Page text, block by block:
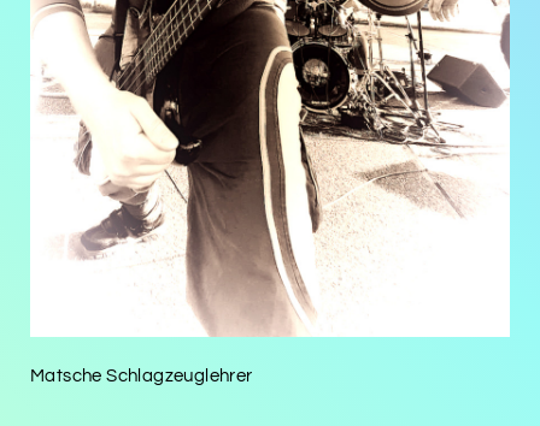
Matsche Schlagzeuglehrer